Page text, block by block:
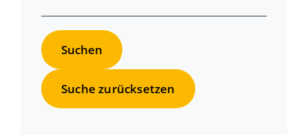
Suche zurücksetzen